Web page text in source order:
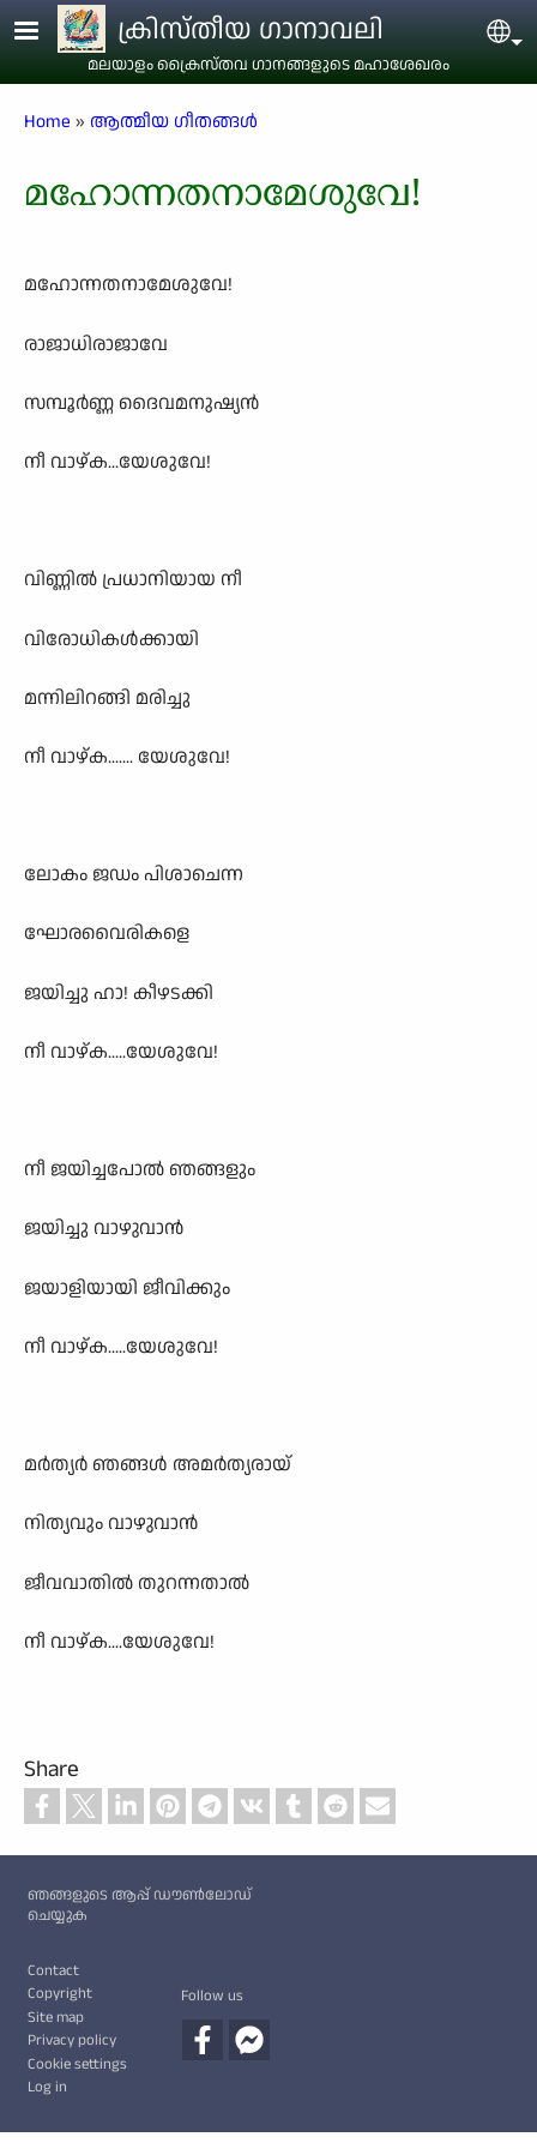
Skip to main contentക്രിസ്തീയ ഗാനാവലി
മലയാളം ക്രൈസ്തവ ഗാനങ്ങളുടെ മഹാശേഖരം
Breadcrumb
Home ആത്മീയ ഗീതങ്ങൾ
മഹോന്നതനാമേശുവേ!
മഹോന്നതനാമേശുവേ!
രാജാധിരാജാവേ
സമ്പൂർണ്ണ ദൈവമനുഷ്യൻ
നീ വാഴ്ക...യേശുവേ!
വിണ്ണിൽ പ്രധാനിയായ നീ
വിരോധികൾക്കായി
മന്നിലിറങ്ങി മരിച്ചു
നീ വാഴ്ക....... യേശുവേ!
ലോകം ജഡം പിശാചെന്ന
ഘോരവൈരികളെ
ജയിച്ചു ഹാ! കീഴടക്കി
നീ വാഴ്ക.....യേശുവേ!
നീ ജയിച്ചപോൽ ഞങ്ങളും
ജയിച്ചു വാഴുവാൻ
ജയാളിയായി ജീവിക്കും
നീ വാഴ്ക.....യേശുവേ!
മർത്യർ ഞങ്ങൾ അമർത്യരായ്
നിത്യവും വാഴുവാൻ
ജീവവാതിൽ തുറന്നതാൽ
നീ വാഴ്ക....യേശുവേ!
Share
ഞങ്ങളുടെ ആപ്പ് ഡൗൺലോഡ്
ചെയ്യുക
Contact
Copyright
Site map
Privacy policy
Cookie settings
Log in
Follow us